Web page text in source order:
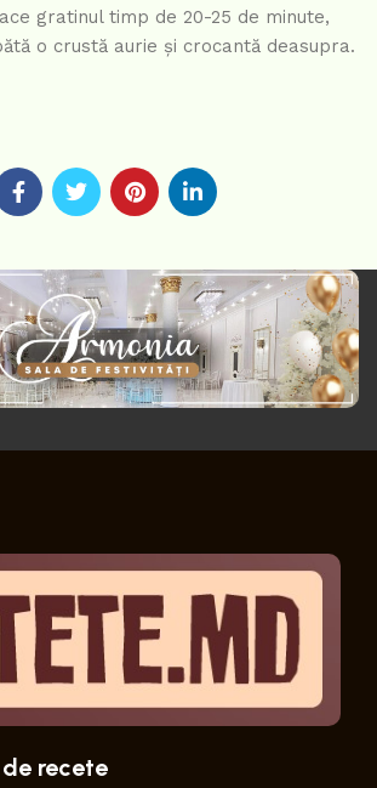
gratinul timp de 20-25 de minute,
o crustă aurie și crocantă deasupra.
recete